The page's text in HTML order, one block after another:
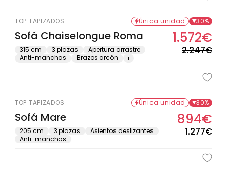
TOP TAPIZADOS Única unidad 30%
Sofá Chaiselongue Roma
315 cm 3 plazas
Apertura arrastre
Anti-manchas
Brazos arcón +
2.247€de
1.572€
TOP TAPIZADOS Única unidad 30%
Sofá Mare
205 cm 3 plazas
Asientos deslizantes
Anti-manchas
1.277€de
894€